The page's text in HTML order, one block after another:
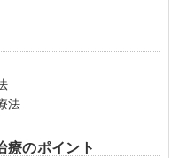
法
療のポイント